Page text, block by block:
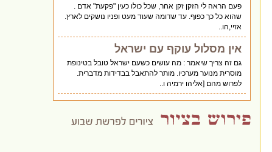
פעם הראה לי הזקן זקן אחר, שכל כולו כעין "פקעת" אדם .
שהוא כל כך כפוף. עד שדומה שעוד מעט ופניו נושקים לארץ.
אזיי,הו..
אין מסלול עוקף עם ישראל
גם זה צריך שיאמר : מה עושים כשעם ישראל טובל בטינופת
מוסרית מנוער מערכיו. מותר להתאבל בבדידות מדברית.
לפרוש מהם [אליהו ירמיה ו..